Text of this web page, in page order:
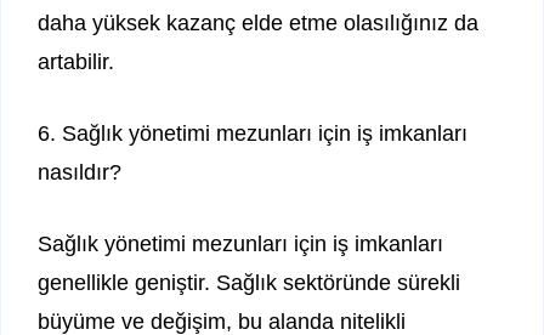
daha yüksek kazanç elde etme olasılığınız da
artabilir.
6. Sağlık yönetimi mezunları için iş imkanları
nasıldır?
Sağlık yönetimi mezunları için iş imkanları
genellikle geniştir. Sağlık sektöründe sürekli
büyüme ve değişim, bu alanda nitelikli